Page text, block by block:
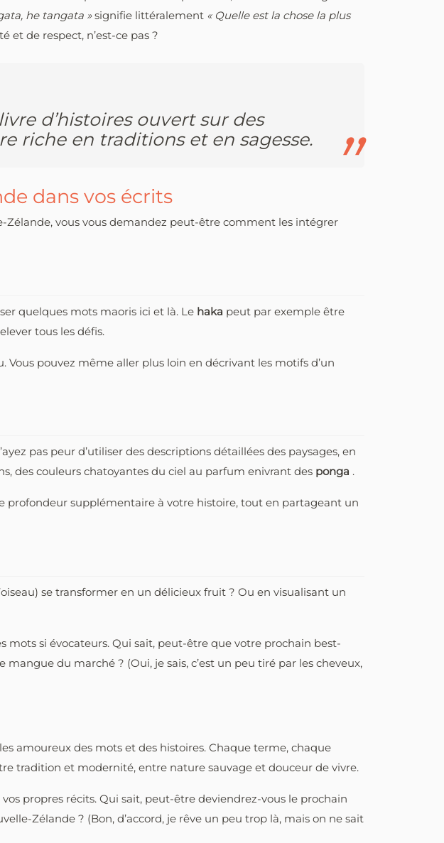
he tangata »signifie littéralement « Quelle est la chose la plus
et de respect, n’est-ce pas ?
d’histoires ouvert sur des
riche en traditions et en sagesse.
dans vos écrits
vous vous demandez peut-être comment les intégrer
quelques mots maoris ici et là. Le haka peut par exemple être
tous les défis.
pouvez même aller plus loin en décrivant les motifs d’un
pas peur d’utiliser des descriptions détaillées des paysages, en
des couleurs chatoyantes du ciel au parfum enivrant des ponga .
profondeur supplémentaire à votre histoire, tout en partageant un
se transformer en un délicieux fruit ? Ou en visualisant un
mots si évocateurs. Qui sait, peut-être que votre prochain best-
du marché ? (Oui, je sais, c’est un peu tiré par les cheveux,
amoureux des mots et des histoires. Chaque terme, chaque
tradition et modernité, entre nature sauvage et douceur de vivre.
propres récits. Qui sait, peut-être deviendrez-vous le prochain
Zélande ? (Bon, d’accord, je rêve un peu trop là, mais on ne sait